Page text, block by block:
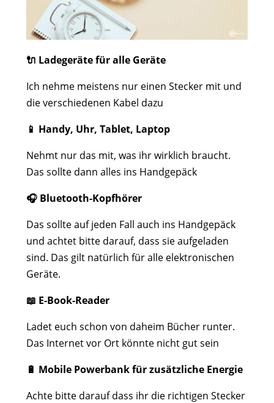
🔌 Ladegeräte für alle Geräte
Ich nehme meistens nur einen Stecker mit und
die verschiedenen Kabel dazu
📱 Handy, Uhr, Tablet, Laptop
Nehmt nur das mit, was ihr wirklich braucht.
Das sollte dann alles ins Handgepäck
🎧 Bluetooth-Kopfhörer
Das sollte auf jeden Fall auch ins Handgepäck
und achtet bitte darauf, dass sie aufgeladen
sind. Das gilt natürlich für alle elektronischen
Geräte.
📖 E-Book-Reader
Ladet euch schon von daheim Bücher runter.
Das Internet vor Ort könnte nicht gut sein
🔋 Mobile Powerbank für zusätzliche Energie
Achte bitte darauf dass ihr die richtigen Stecker